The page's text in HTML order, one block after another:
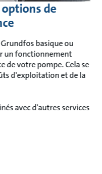
de
basique ou
un fonctionnement
de votre pompe. Cela se
d'exploitation et de la
avec d'autres services